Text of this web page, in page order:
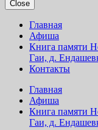
Close
Главная
Афиша
Книга памяти
Гаи, д.
Контакты
Главная
Афиша
Книга памяти
Гаи, д.